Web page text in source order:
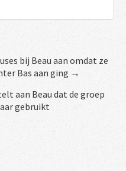
bij Beau aan omdat ze
Bas aan ging →
aan Beau dat de groep
gebruikt